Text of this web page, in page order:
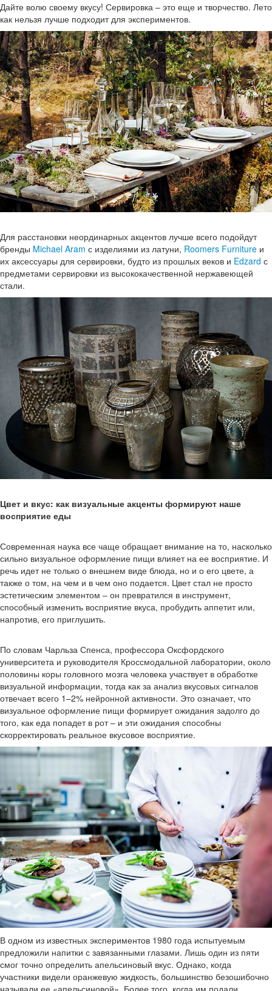
Дайте волю своему вкусу! Сервировка – это еще и творчество. Лето
как нельзя лучше подходит для экспериментов.
Для расстановки неординарных акцентов лучше всего подойдут
бренды Michael Aram с изделиями из латуни, Roomers Furniture и
их аксессуары для сервировки, будто из прошлых веков и Edzard с
предметами сервировки из высококачественной нержавеющей
стали.
Цвет и вкус: как визуальные акценты формируют наше
восприятие еды
Современная наука все чаще обращает внимание на то, насколько
сильно визуальное оформление пищи влияет на ее восприятие. И
речь идет не только о внешнем виде блюда, но и о его цвете, а
также о том, на чем и в чем оно подается. Цвет стал не просто
эстетическим элементом – он превратился в инструмент,
способный изменить восприятие вкуса, пробудить аппетит или,
напротив, его приглушить.
По словам Чарльза Спенса, профессора Оксфордского
университета и руководителя Кроссмодальной лаборатории, около
половины коры головного мозга человека участвует в обработке
визуальной информации, тогда как за анализ вкусовых сигналов
отвечает всего 1–2% нейронной активности. Это означает, что
визуальное оформление пищи формирует ожидания задолго до
того, как еда попадет в рот – и эти ожидания способны
скорректировать реальное вкусовое восприятие.
В одном из известных экспериментов 1980 года испытуемым
предложили напитки с завязанными глазами. Лишь один из пяти
смог точно определить апельсиновый вкус. Однако, когда
участники видели оранжевую жидкость, большинство безошибочно
называли ее «апельсиновой». Более того, когда им подали